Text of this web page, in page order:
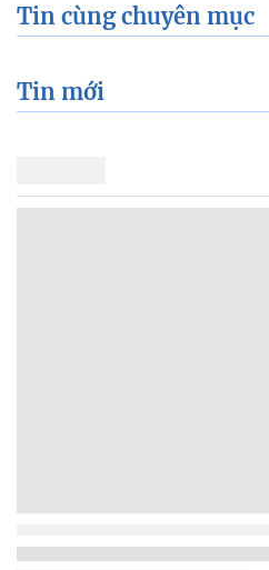
Tin cùng chuyên mục
Tin mới